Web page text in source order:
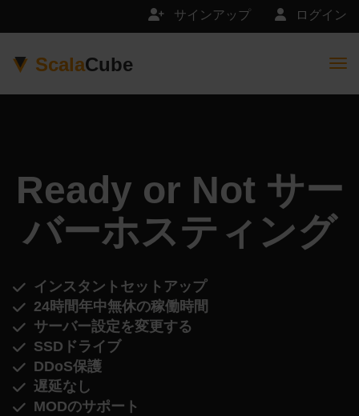
ログイン
サインアップ
ScalaCube
Ready or Not サー
バーホスティング
インスタントセットアップ
24時間年中無休の稼働時間
サーバー設定を変更する
SSDドライブ
DDoS保護
遅延なし
MODのサポート